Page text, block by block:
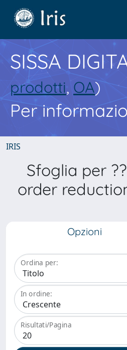
SISSA
prodotti, OA)
Per
IRIS
Sfoglia per
order
Opzioni
Ordina per:
In ordine:
Risultati/Pagina